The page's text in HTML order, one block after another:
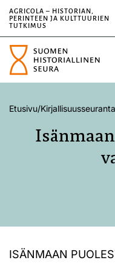
AGRICOLA – HISTORIAN,
PERINTEEN JA KULTTUURIEN
TUTKIMUS
Etusivu/Kirjallisuusseuranta
ISÄNMAAN